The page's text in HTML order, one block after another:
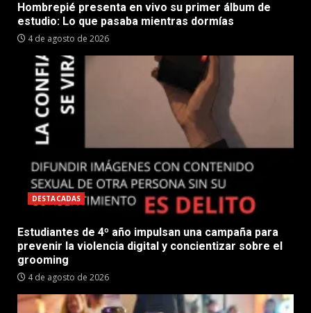
Hombrepié presenta en vivo su primer álbum de
estudio: Lo que pasaba mientras dormías
4 de agosto de 2026
DESTACADAS
Estudiantes de 4º año impulsan una campaña para
prevenir la violencia digital y concientizar sobre el
grooming
4 de agosto de 2026